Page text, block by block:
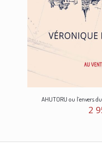
AHUTORU ou l’envers
2